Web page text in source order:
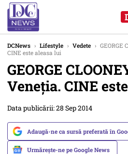
DCNews › Lifestyle › Vedete › GEORGE
CINE este aleasa lui
GEORGE
Veneția. CINE
Data publicării: 28 Sep 2014
Adaugă-ne ca sursă preferată în
Urmărește-ne pe Google News